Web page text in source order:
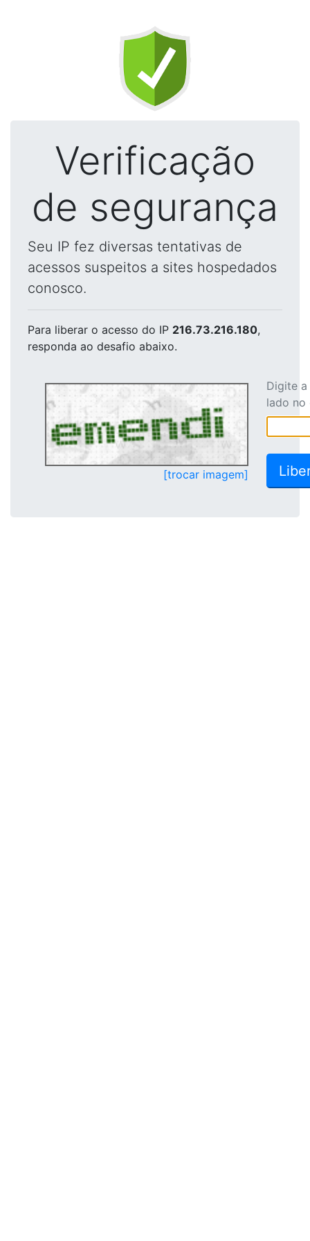
Verificação
de segurança
Seu IP fez diversas tentativas de
acessos suspeitos a sites hospedados
conosco.
Para liberar o acesso do IP 216.73.216.180,
responda ao desafio abaixo.
[trocar imagem]
Digite
lado no